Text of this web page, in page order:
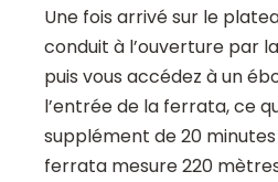
Une fois arrivé sur le
conduit à l’ouverture par
puis vous accédez à un
l’entrée de la ferrata, ce
supplément de 20
ferrata mesure 220